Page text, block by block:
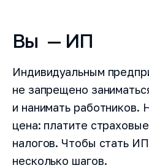
Вы — ИП
Индивидуальным
не запрещено
и нанимать работников.
цена: платите
налогов. Чтобы стать
несколько шагов.